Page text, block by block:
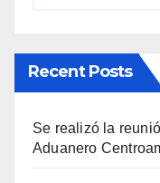
Recent Posts
Se realizó la
Aduanero